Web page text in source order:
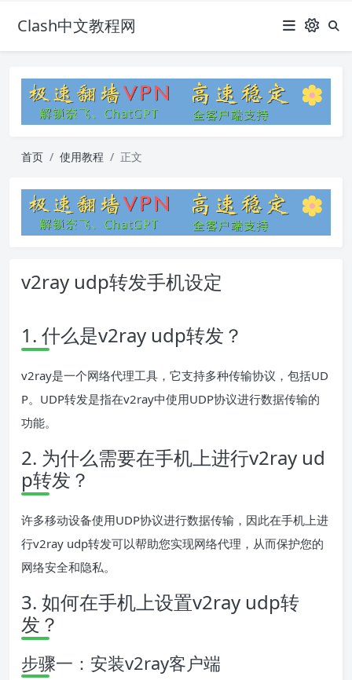
Clash中文教程网
首页 使用教程 正文
v2ray udp转发手机设定
1. 什么是v2ray udp转发？
v2ray是一个网络代理工具，它支持多种传输协议，包括UD
P。UDP转发是指在v2ray中使用UDP协议进行数据传输的
功能。
2. 为什么需要在手机上进行v2ray ud
p转发？
许多移动设备使用UDP协议进行数据传输，因此在手机上进
行v2ray udp转发可以帮助您实现网络代理，从而保护您的
网络安全和隐私。
3. 如何在手机上设置v2ray udp转
发？
步骤一：安装v2ray客户端